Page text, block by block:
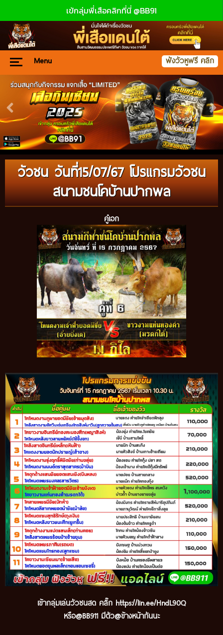
เข้กลุ่มพี่เสือคลิกที่นี่ @BB91
Menu ฟังวัวหูฟรี คลิก
วัวชน วันที่15/07/67 โปรแกรมวัวชน
สนามชนโคบ้านปากพล
คู๋เอก
เข้ากลุ่มเล่นวัวชนสด คลิ๊ก https://lin.ee/HndL90Q
หรือ@BB911 มีตัว@ข้างหน้ากันนะ